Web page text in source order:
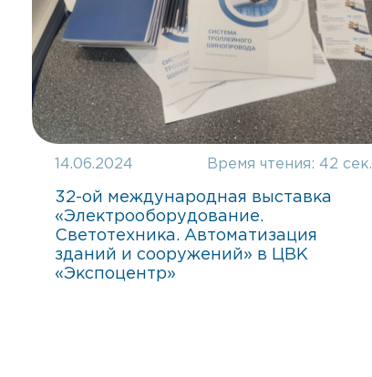
14.06.2024 Время чтения: 42 сек.
32-ой международная выставка
«Электрооборудование.
Светотехника. Автоматизация
зданий и сооружений» в ЦВК
«Экспоцентр»